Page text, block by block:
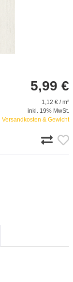
5,99 €
1,12 € / m²
inkl. 19% MwSt.
Versandkosten & Gewicht